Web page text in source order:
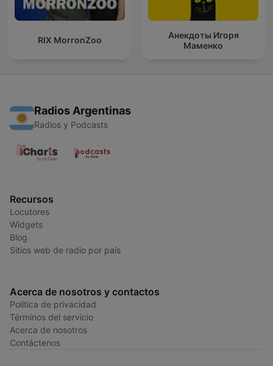
RIX MorronZoo
Анекдоты Игоря
Маменко
Radios Argentinas
Radios y Podcasts
Recursos
Locutores
Widgets
Blog
Sitios web de radio por país
Acerca de nosotros y contactos
Política de privacidad
Términos del servicio
Acerca de nosotros
Contáctenos